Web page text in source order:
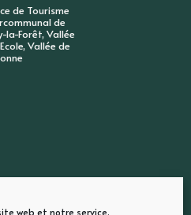
web et notre service.
de Tourisme
de
la-Forêt, Vallée
Vallée de